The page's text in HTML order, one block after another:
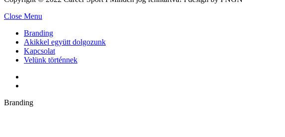
Close Menu
Branding
Akikkel együtt dolgozunk
Kapcsolat
Velünk történnek
Branding